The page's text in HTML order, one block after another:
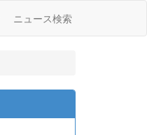
ニュース検索